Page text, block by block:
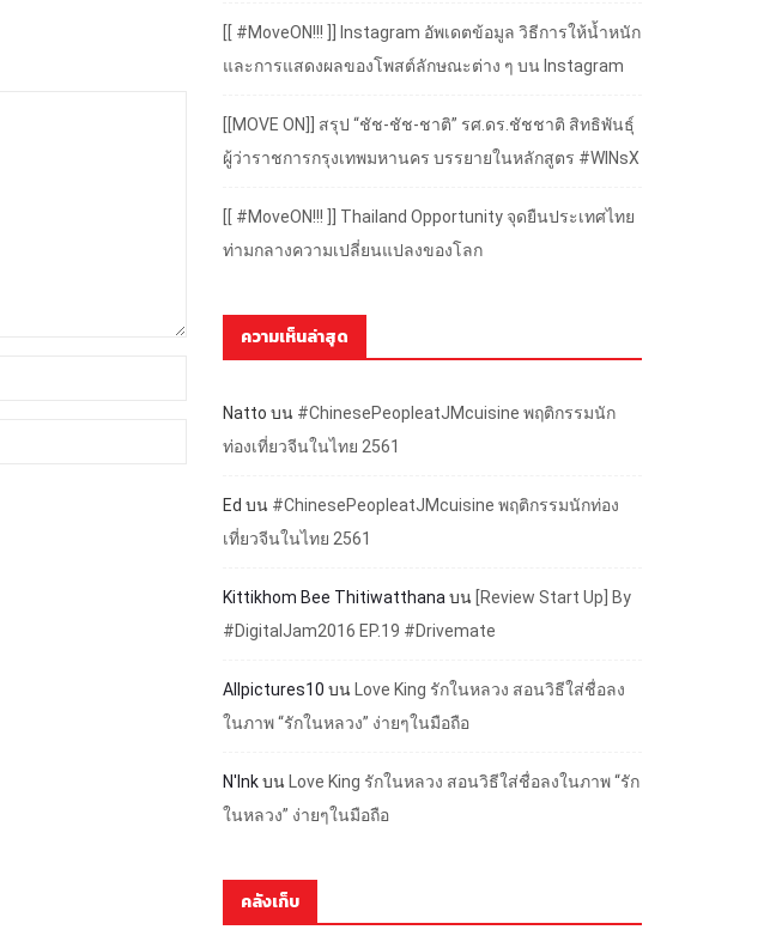
[[ #MoveON!!! ]] Instagram อัพเดตข้อมูล วิธีการให้น้ำหนัก
และการแสดงผลของโพสต์ลักษณะต่าง ๆ บน Instagram
[[MOVE ON]] สรุป “ชัช-ชัช-ชาติ” รศ.ดร.ชัชชาติ สิทธิพันธุ์
ผู้ว่าราชการกรุงเทพมหานคร บรรยายในหลักสูตร #WINsX
[[ #MoveON!!! ]] Thailand Opportunity จุดยืนประเทศไทย
ท่ามกลางความเปลี่ยนแปลงของโลก
ความเห็นล่าสุด
Natto บน #ChinesePeopleatJMcuisine พฤติกรรมนัก
ท่องเที่ยวจีนในไทย 2561
Ed บน #ChinesePeopleatJMcuisine พฤติกรรมนักท่อง
เที่ยวจีนในไทย 2561
Kittikhom Bee Thitiwatthana บน [Review Start Up] By
#DigitalJam2016 EP.19 #Drivemate
Allpictures10 บนLove King รักในหลวง สอนวิธีใส่ชื่อลง
ในภาพ “รักในหลวง” ง่ายๆในมือถือ
N'InkบนLove King รักในหลวง สอนวิธีใส่ชื่อลงในภาพ “รัก
ในหลวง” ง่ายๆในมือถือ
คลังเก็บ